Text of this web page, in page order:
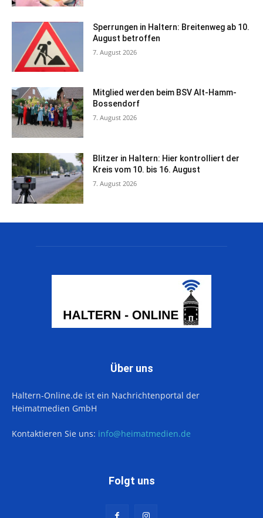
Sperrungen in Haltern: Breitenweg ab 10.
August betroffen
7. August 2026
Mitglied werden beim BSV Alt-Hamm-
Bossendorf
7. August 2026
Blitzer in Haltern: Hier kontrolliert der
Kreis vom 10. bis 16. August
7. August 2026
Über uns
Haltern-Online.de ist ein Nachrichtenportal der
Heimatmedien GmbH
Kontaktieren Sie uns: info@heimatmedien.de
Folgt uns